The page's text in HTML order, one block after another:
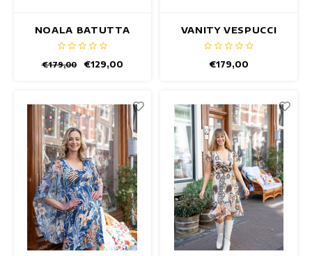
NOALA BATUTTA
JURK
€179,00 €129,00
VANITY VESPUCCI
JURK
€179,00